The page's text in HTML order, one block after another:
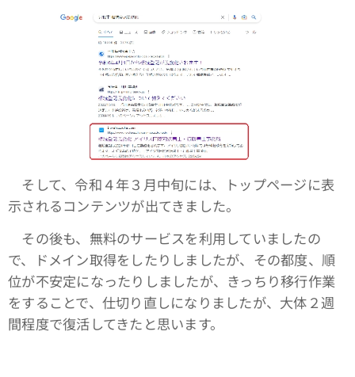
そして、令和４年３月中旬には、トップページに表
示されるコンテンツが出てきました。
その後も、無料のサービスを利用していましたの
で、ドメイン取得をしたりしましたが、その都度、順
位が不安定になったりしましたが、きっちり移行作業
をすることで、仕切り直しになりましたが、大体２週
間程度で復活してきたと思います。